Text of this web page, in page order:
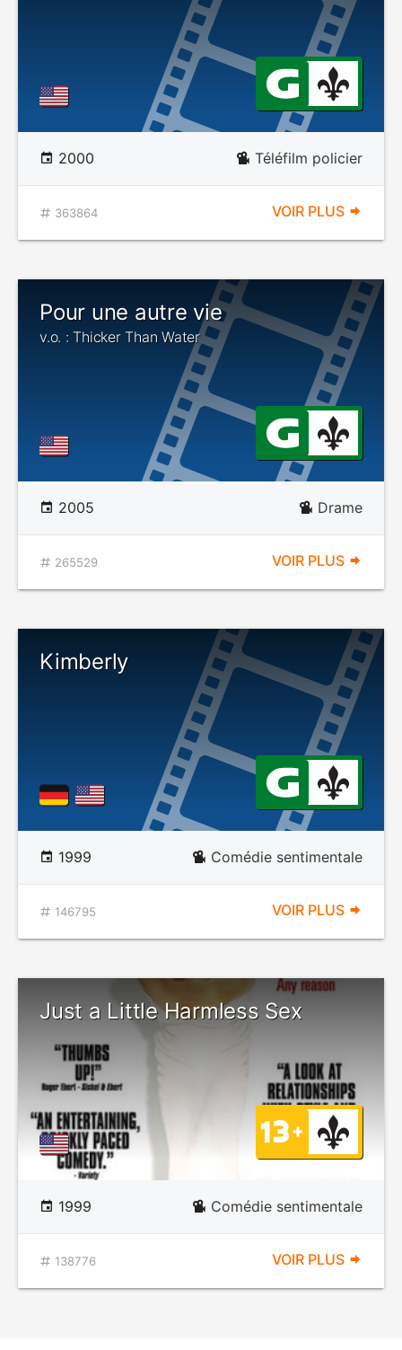
2000 Téléfilm policier
363864 VOIR PLUS
Pour une autre vie
v.o. : Thicker Than Water
2005 Drame
265529 VOIR PLUS
Kimberly
1999 Comédie sentimentale
146795 VOIR PLUS
Just a Little Harmless Sex
1999 Comédie sentimentale
138776 VOIR PLUS